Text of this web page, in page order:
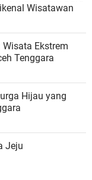
Wisatawan
Ekstrem
Tenggara
Hijau yang
Jeju